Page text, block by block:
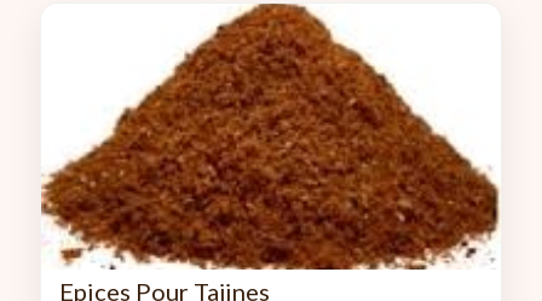
Epices Pour Tajines